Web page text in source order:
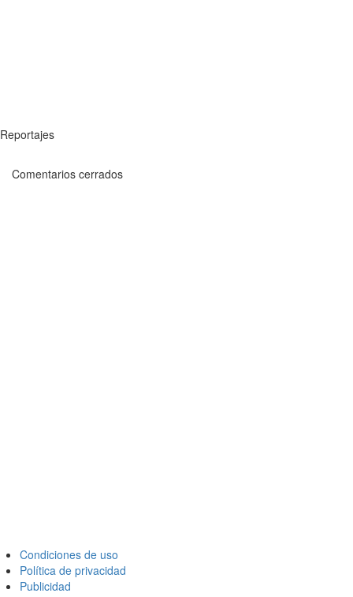
Reportajes
Comentarios cerrados
Condiciones de uso
Política de privacidad
Publicidad